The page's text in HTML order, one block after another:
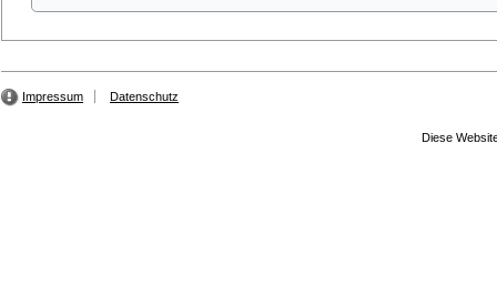
Impressum Datenschutz
Diese